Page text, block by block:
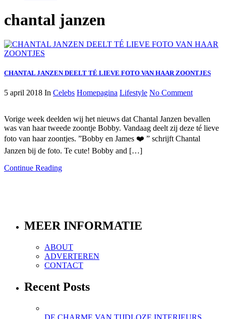
chantal janzen
CHANTAL JANZEN DEELT TÉ LIEVE FOTO VAN HAAR ZOONTJES
5 april 2018 In Celebs Homepagina Lifestyle No Comment
Vorige week deelden wij het nieuws dat Chantal Janzen bevallen
was van haar tweede zoontje Bobby. Vandaag deelt zij deze té lieve
foto van haar zoontjes. ”Bobby en James ❤️ ” schrijft Chantal
Janzen bij de foto. Te cute! Bobby and […]
Continue Reading
MEER INFORMATIE
ABOUT
ADVERTEREN
CONTACT
Recent Posts
DE CHARME VAN TIJDLOZE INTERIEURS